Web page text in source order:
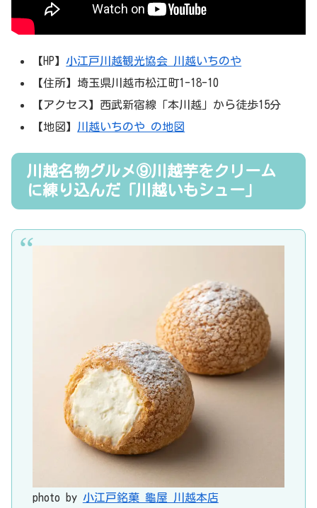
【HP】 小江戸川越観光協会 川越いちのや
【住所】埼玉県川越市松江町1-18-10
【アクセス】西武新宿線「本川越」から徒歩15分
【地図】 川越いちのや の地図
川越名物グルメ⑨川越芋をクリーム
に練り込んだ「川越いもシュー」
photo by 小江戸銘菓 龜屋 川越本店